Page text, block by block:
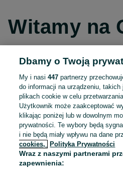
Witamy na
Kontynuuj
Kontynuuj
Kontynuuj
LUB
Dbamy o Twoją
My i nasi447 partnerzy
do informacji na urządzeniu,
plikach cookie w celu
Użytkownik może zaakceptować
klikając poniżej lub w dowolnym
prywatności. Te wybory będą
i nie będą miały wpływu na dane
cookies,
Polityka Prywatności
Wraz z naszymi partnerami
zapewnienia: